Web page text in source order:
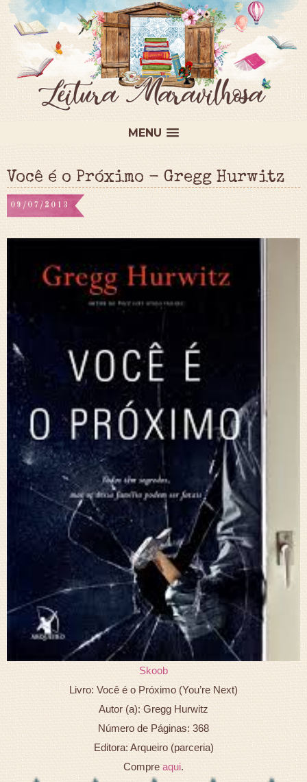
MENU
Você é o Próximo - Gregg Hurwitz
09/07/2013
Skoob
Livro: Você é o Próximo (You’re Next)
Autor (a): Gregg Hurwitz
Número de Páginas: 368
Editora: Arqueiro (parceria)
Compreaqui.